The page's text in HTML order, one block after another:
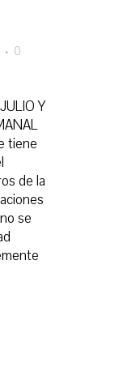
0
Y
tiene
de la
se